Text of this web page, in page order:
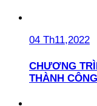
04 Th11,2022
CHƯƠNG
THÀNH